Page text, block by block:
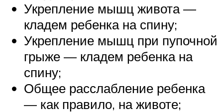
Укрепление мышц живота —
кладем ребенка на спину;
Укрепление мышц при пупочной
грыже — кладем ребенка на
спину;
Общее расслабление ребенка
— как правило, на животе;